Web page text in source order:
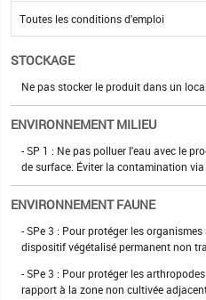
STOCKAGE
Ne pas stocker le produit dans un
ENVIRONNEMENT MILIEU
- SP 1 : Ne pas polluer l'eau avec le
de surface. Éviter la contamination
ENVIRONNEMENT FAUNE
- SPe 3 : Pour protéger les
dispositif végétalisé permanent non
- SPe 3 : Pour protéger les
rapport à la zone non cultivée